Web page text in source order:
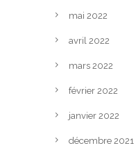
mai 2022
avril 2022
mars 2022
février 2022
janvier 2022
décembre 2021